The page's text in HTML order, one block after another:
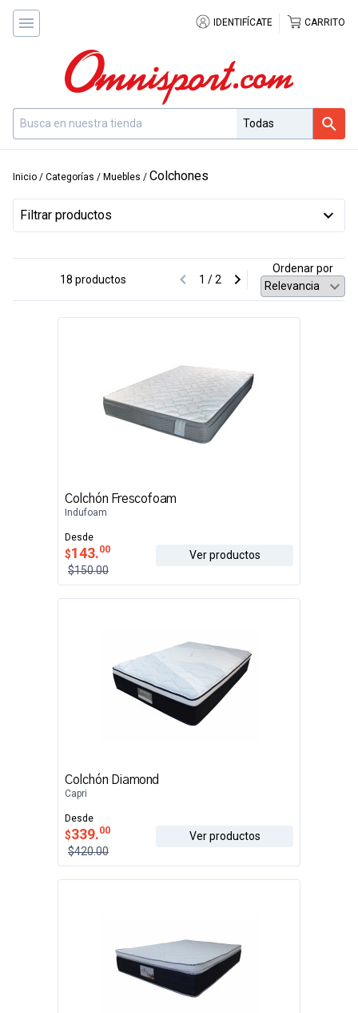
IDENTIFÍCATE CARRITO
Inicio / Categorías / Muebles / Colchones
Filtrar productos
18 productos 1 / 2
Ordenar por
Colchón Frescofoam
Indufoam
Desde
$143.00
$150.00
Ver productos
Colchón Diamond
Capri
Desde
$339.00
$420.00
Ver productos